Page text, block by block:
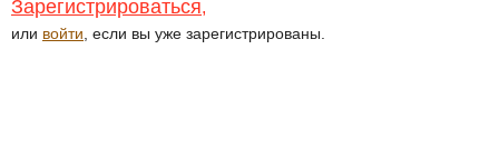
Зарегистрироваться,
или войти , если вы уже зарегистрированы.